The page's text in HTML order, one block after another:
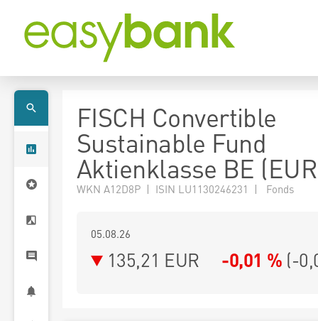
FISCH Convertible
Sustainable Fund
Aktienklasse BE
WKN A12D8P | ISIN LU1130246231 | Fonds
05.08.26
135,21 EUR -0,01 % (-